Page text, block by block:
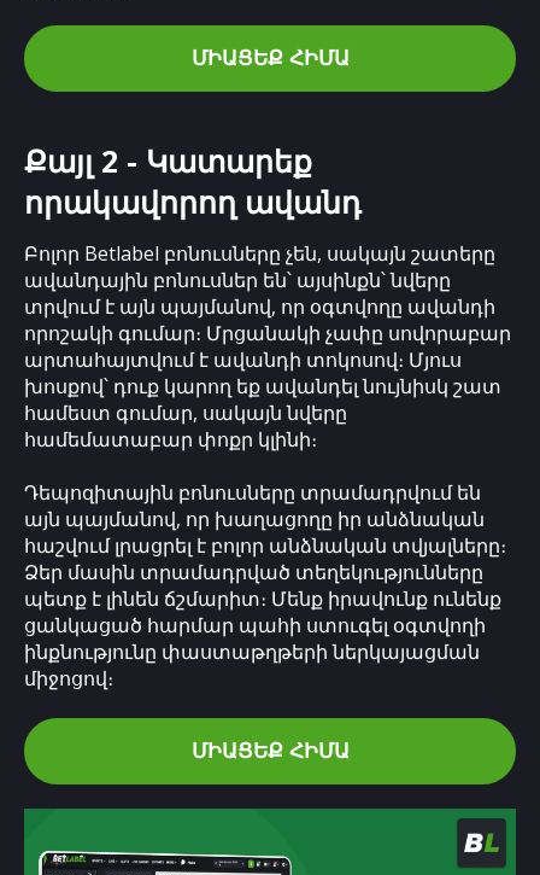
ՄԻԱՑԵՔ ՀԻՄԱ
Քայլ 2 - Կատարեք
որակավորող ավանդ
Բոլոր Betlabel բոնուսները չեն, սակայն շատերը
ավանդային բոնուսներ են՝ այսինքն՝ նվերը
տրվում է այն պայմանով, որ օգտվողը ավանդի
որոշակի գումար։ Մրցանակի չափը սովորաբար
արտահայտվում է ավանդի տոկոսով։ Մյուս
խոսքով՝ դուք կարող եք ավանդել նույնիսկ շատ
համեստ գումար, սակայն նվերը
համեմատաբար փոքր կլինի։
Դեպոզիտային բոնուսները տրամադրվում են
այն պայմանով, որ խաղացողը իր անձնական
հաշվում լրացրել է բոլոր անձնական տվյալները։
Ձեր մասին տրամադրված տեղեկությունները
պետք է լինեն ճշմարիտ։ Մենք իրավունք ունենք
ցանկացած հարմար պահի ստուգել օգտվողի
ինքնությունը փաստաթղթերի ներկայացման
միջոցով։
ՄԻԱՑԵՔ ՀԻՄԱ